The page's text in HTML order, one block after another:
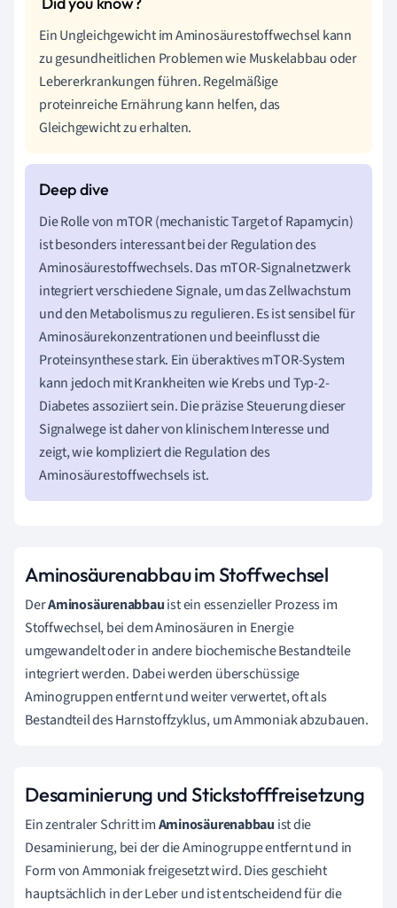
Ein Ungleichgewicht im Aminosäurestoffwechsel kann
zu gesundheitlichen Problemen wie Muskelabbau oder
Lebererkrankungen führen. Regelmäßige
proteinreiche Ernährung kann helfen, das
Gleichgewicht zu erhalten.
Die Rolle von mTOR (mechanistic Target of Rapamycin)
ist besonders interessant bei der Regulation des
Aminosäurestoffwechsels. Das mTOR-Signalnetzwerk
integriert verschiedene Signale, um das Zellwachstum
und den Metabolismus zu regulieren. Es ist sensibel für
Aminosäurekonzentrationen und beeinflusst die
Proteinsynthese stark. Ein überaktives mTOR-System
kann jedoch mit Krankheiten wie Krebs und Typ-2-
Diabetes assoziiert sein. Die präzise Steuerung dieser
Signalwege ist daher von klinischem Interesse und
zeigt, wie kompliziert die Regulation des
Aminosäurestoffwechsels ist.
Aminosäurenabbau im Stoffwechsel
DerAminosäurenabbauist ein essenzieller Prozess im
Stoffwechsel, bei dem Aminosäuren in Energie
umgewandelt oder in andere biochemische Bestandteile
integriert werden. Dabei werden überschüssige
Aminogruppen entfernt und weiter verwertet, oft als
Bestandteil des Harnstoffzyklus, um Ammoniak abzubauen.
Desaminierung und Stickstofffreisetzung
Ein zentraler Schritt imAminosäurenabbau ist die
Desaminierung, bei der die Aminogruppe entfernt und in
Form von Ammoniak freigesetzt wird. Dies geschieht
hauptsächlich in der Leber und ist entscheidend für die